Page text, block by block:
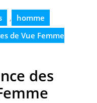
, homme
de Vue Femme
des